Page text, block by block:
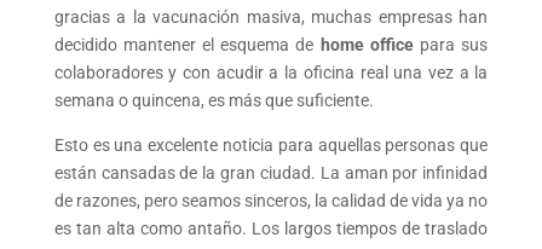
gracias a la vacunación masiva, muchas empresas han
decidido mantener el esquema de home officepara sus
colaboradores y con acudir a la oficina real una vez a la
semana o quincena, es más que suficiente.
Esto es una excelente noticia para aquellas personas que
están cansadas de la gran ciudad. La aman por infinidad
de razones, pero seamos sinceros, la calidad de vida ya no
es tan alta como antaño. Los largos tiempos de traslado